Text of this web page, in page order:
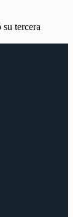
tercera